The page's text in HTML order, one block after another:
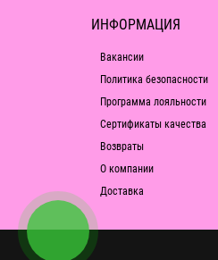
ИНФОРМАЦИЯ
Вакансии
Политика безопасности
Программа лояльности
Сертификаты качества
Возвраты
О компании
Доставка